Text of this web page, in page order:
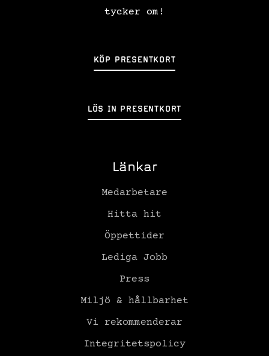
tycker om!
KÖP PRESENTKORT
LÖS IN PRESENTKORT
Länkar
Medarbetare
Hitta hit
Öppettider
Lediga Jobb
Press
Miljö & hållbarhet
Vi rekommenderar
Integritetspolicy